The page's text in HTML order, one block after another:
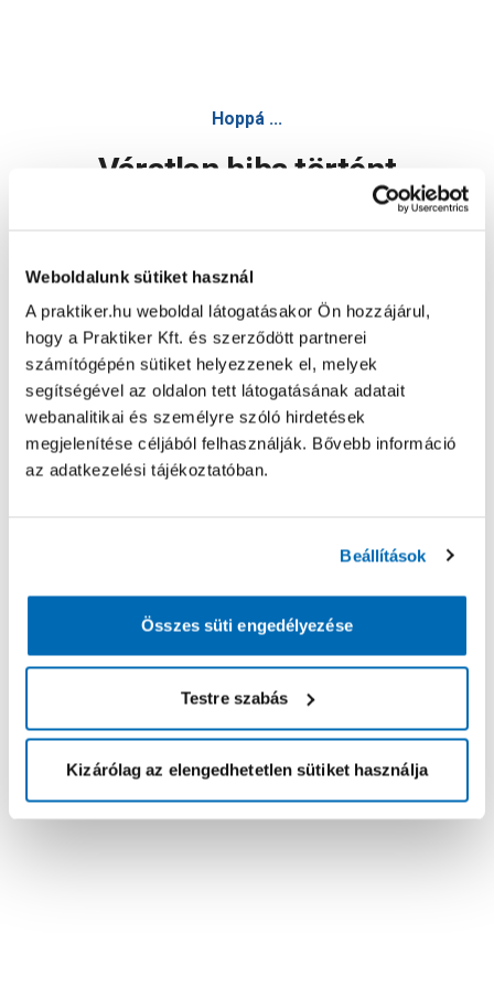
Weboldalunk sütiket használ
A praktiker.hu weboldal látogatásakor Ön hozzájárul,
hogy a Praktiker Kft. és szerződött partnerei
számítógépén sütiket helyezzenek el, melyek
segítségével az oldalon tett látogatásának adatait
webanalitikai és személyre szóló hirdetések
megjelenítése céljából felhasználják. Bővebb információ
az adatkezelési tájékoztatóban.
Beállítások
Összes süti engedélyezése
Testre szabás
Kizárólag az elengedhetetlen sütiket használja
Hoppá ...
Váratlan hiba történt
Oldal újratöltése